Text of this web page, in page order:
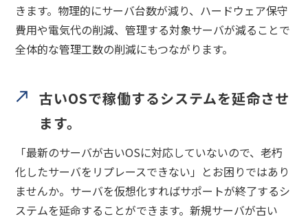
きます。物理的にサーバ台数が減り、ハードウェア保守
費用や電気代の削減、管理する対象サーバが減ることで
全体的な管理工数の削減にもつながります。
古いOSで稼働するシステムを延命させ
ます。
「最新のサーバが古いOSに対応していないので、老朽
化したサーバをリプレースできない」とお困りではあり
ませんか。サーバを仮想化すればサポートが終了するシ
ステムを延命することができます。新規サーバが古い